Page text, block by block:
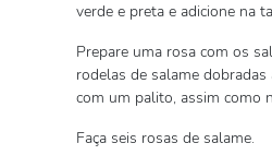
verde e preta e adicione na
Prepare uma rosa com os
rodelas de salame
com um palito, assim como
Faça seis rosas de salame.